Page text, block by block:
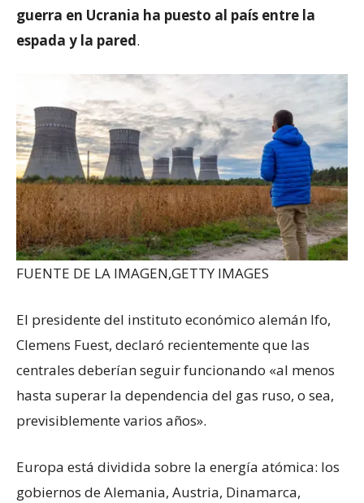
guerra en Ucrania ha puesto al país entre la
espada y la pared.
FUENTE DE LA IMAGEN,GETTY IMAGES
El presidente del instituto económico alemán Ifo,
Clemens Fuest, declaró recientemente que las
centrales deberían seguir funcionando «al menos
hasta superar la dependencia del gas ruso, o sea,
previsiblemente varios años».
Europa está dividida sobre la energía atómica: los
gobiernos de Alemania, Austria, Dinamarca,